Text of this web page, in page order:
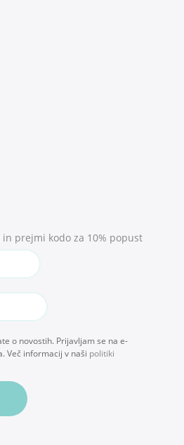
prejmi kodo za 10% popust
o novostih. Prijavljam se na e-
Več informacij v naši politiki